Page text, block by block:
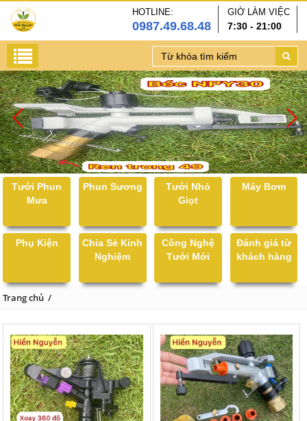
HOTLINE:
0987.49.68.48
GIỜ LÀM VIỆC
7:30 - 21:00
Tưới Phun
Mưa
Phun Sương
Tưới Nhỏ
Giọt
Máy Bơm
Phụ Kiện
Chia Sẻ Kinh
Nghiệm
Công Nghệ
Tưới Mới
Đánh giá từ
khách hàng
Trang chủ /